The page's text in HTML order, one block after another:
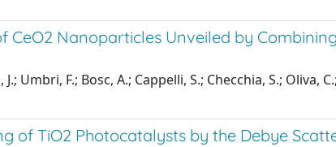
CeO2 Nanoparticles Unveiled by
Umbri, F.; Bosc, A.; Cappelli, S.; Checchia, S.; Oliva,
of TiO2 Photocatalysts by the Debye